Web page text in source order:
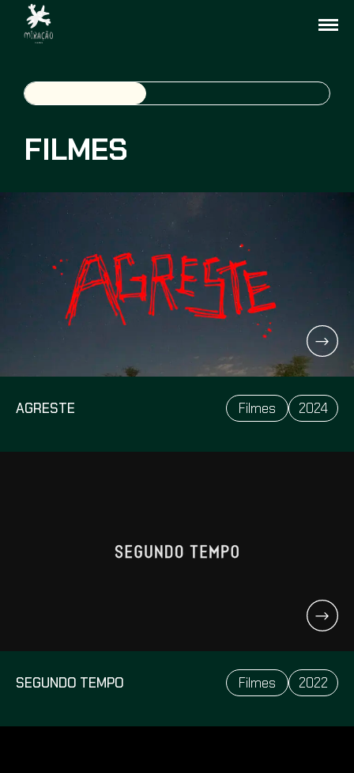
FILMES
AGRESTE Filmes 2024
SEGUNDO TEMPO Filmes 2022